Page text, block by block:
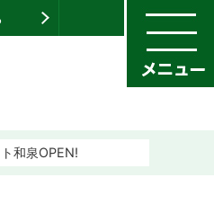
和泉OPEN!